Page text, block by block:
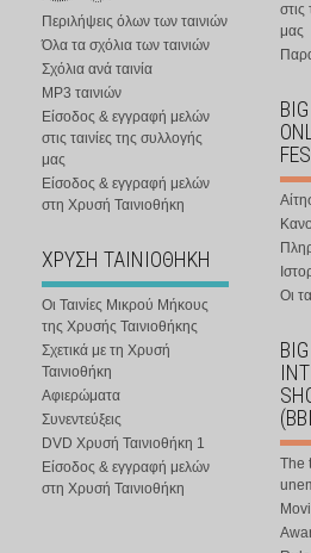
Περιλήψεις όλων των ταινιών
Όλα τα σχόλια των ταινιών
Σχόλια ανά ταινία
MP3 ταινιών
Είσοδος & εγγραφή μελών
στις ταινίες της συλλογής
μας
Είσοδος & εγγραφή μελών
στη Χρυσή Ταινιοθήκη
ΧΡΥΣΗ ΤΑΙΝΙΟΘΗΚΗ
Οι Ταινίες Μικρού Μήκους
της Χρυσής Ταινιοθήκης
Σχετικά με τη Χρυσή
Ταινιοθήκη
Αφιερώματα
Συνεντεύξεις
DVD Χρυσή Ταινιοθήκη 1
Είσοδος & εγγραφή μελών
στη Χρυσή Ταινιοθήκη
στις
μας
Οι
The